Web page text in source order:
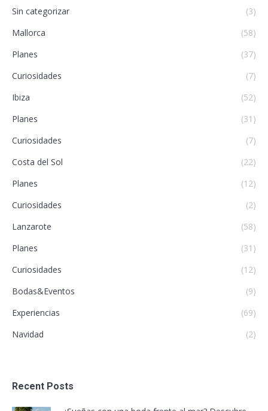
Sin categorizar
(3)
Mallorca
(58)
Planes
(37)
Curiosidades
(7)
Ibiza
(52)
Planes
(31)
Curiosidades
(7)
Costa del Sol
(22)
Planes
(12)
Curiosidades
(2)
Lanzarote
(58)
Planes
(31)
Curiosidades
(12)
Bodas&Eventos
(9)
Experiencias
(69)
Navidad
(2)
Recent Posts